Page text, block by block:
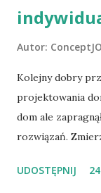
Autor:
Kolejny dobry
projektowania
dom ale
rozwiązań.
się pierwsza
UDOSTĘPNIJ